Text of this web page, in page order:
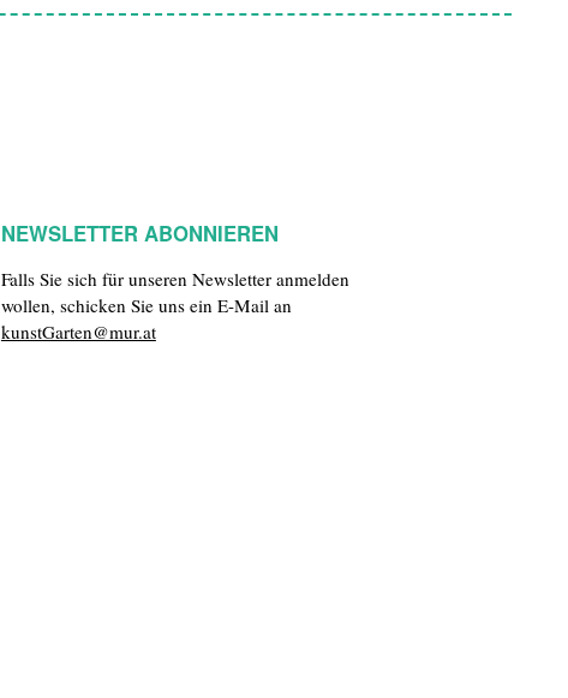
NEWSLETTER ABONNIEREN
Falls Sie sich für unseren Newsletter anmelden
wollen, schicken Sie uns ein E-Mail an
kunstGarten@mur.at